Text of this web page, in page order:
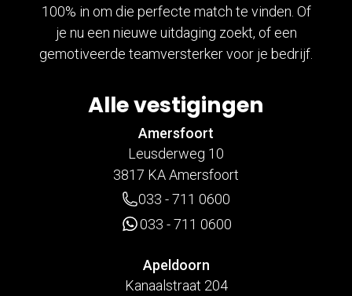
100% in om die perfecte match te vinden. Of
je nu een nieuwe uitdaging zoekt, of een
gemotiveerde teamversterker voor je bedrijf.
Alle vestigingen
Amersfoort
Leusderweg 10
3817 KA Amersfoort
033 - 711 0600
033 - 711 0600
Apeldoorn
Kanaalstraat 204